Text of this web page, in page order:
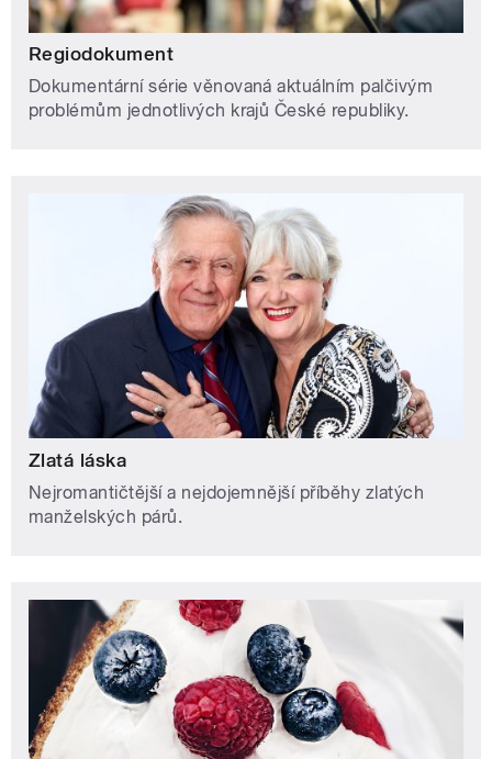
Regiodokument
Dokumentární série věnovaná aktuálním palčivým
problémům jednotlivých krajů České republiky.
Zlatá láska
Nejromantičtější a nejdojemnější příběhy zlatých
manželských párů.